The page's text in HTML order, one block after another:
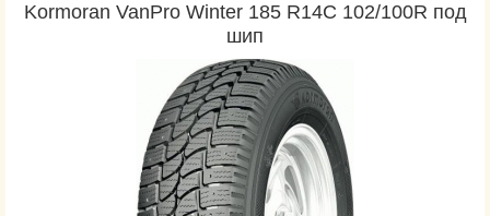
Kormoran VanPro Winter 185 R14C 102/100R под
шип